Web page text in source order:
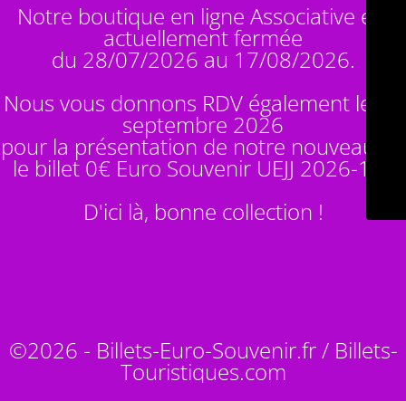
Notre boutique en ligne Associative est
actuellement fermée
du 28/07/2026 au 17/08/2026.
Nous vous donnons RDV également le 14
septembre 2026
pour la présentation de notre nouveauté :
le billet 0€ Euro Souvenir UEJJ 2026-10
D'ici là, bonne collection !
©2026 - Billets-Euro-Souvenir.fr / Billets-
Touristiques.com